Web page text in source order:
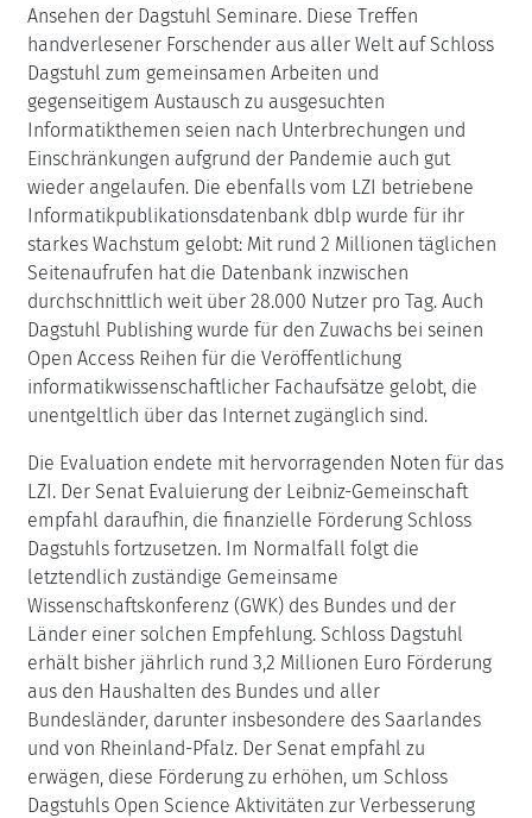
Ansehen der Dagstuhl Seminare. Diese Treffen
handverlesener Forschender aus aller Welt auf Schloss
Dagstuhl zum gemeinsamen Arbeiten und
gegenseitigem Austausch zu ausgesuchten
Informatikthemen seien nach Unterbrechungen und
Einschränkungen aufgrund der Pandemie auch gut
wieder angelaufen. Die ebenfalls vom LZI betriebene
Informatikpublikationsdatenbank dblp wurde für ihr
starkes Wachstum gelobt: Mit rund 2 Millionen täglichen
Seitenaufrufen hat die Datenbank inzwischen
durchschnittlich weit über 28.000 Nutzer pro Tag. Auch
Dagstuhl Publishing wurde für den Zuwachs bei seinen
Open Access Reihen für die Veröffentlichung
informatikwissenschaftlicher Fachaufsätze gelobt, die
unentgeltlich über das Internet zugänglich sind.
Die Evaluation endete mit hervorragenden Noten für das
LZI. Der Senat Evaluierung der Leibniz-Gemeinschaft
empfahl daraufhin, die finanzielle Förderung Schloss
Dagstuhls fortzusetzen. Im Normalfall folgt die
letztendlich zuständige Gemeinsame
Wissenschaftskonferenz (GWK) des Bundes und der
Länder einer solchen Empfehlung. Schloss Dagstuhl
erhält bisher jährlich rund 3,2 Millionen Euro Förderung
aus den Haushalten des Bundes und aller
Bundesländer, darunter insbesondere des Saarlandes
und von Rheinland-Pfalz. Der Senat empfahl zu
erwägen, diese Förderung zu erhöhen, um Schloss
Dagstuhls Open Science Aktivitäten zur Verbesserung